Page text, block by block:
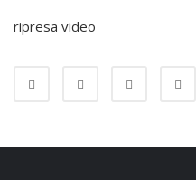
ripresa video